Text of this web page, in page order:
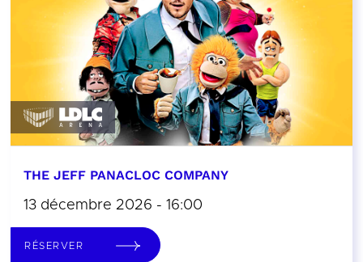
THE JEFF PANACLOC COMPANY
13 décembre 2026 - 16:00
RÉSERVER